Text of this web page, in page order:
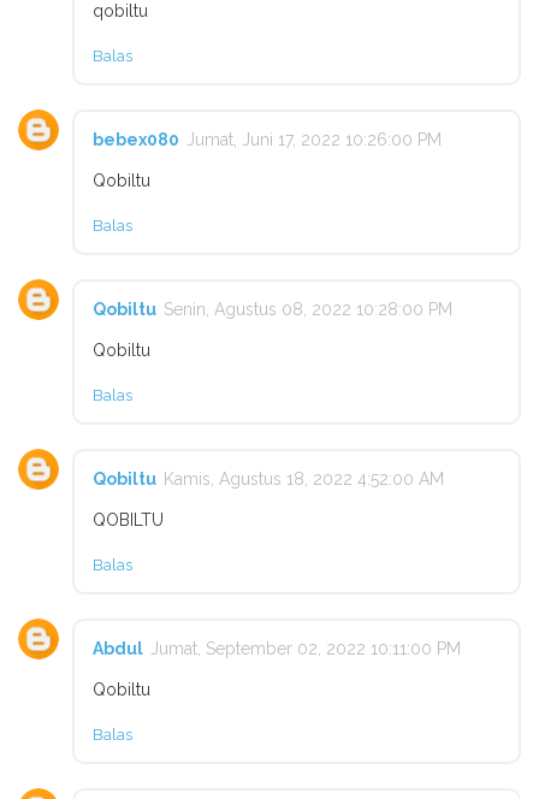
qobiltu
Balas
bebex080 Jumat, Juni 17, 2022 10:26:00 PM
Qobiltu
Balas
Qobiltu Senin, Agustus 08, 2022 10:28:00 PM
Qobiltu
Balas
Qobiltu Kamis, Agustus 18, 2022 4:52:00 AM
QOBILTU
Balas
Abdul Jumat, September 02, 2022 10:11:00 PM
Qobiltu
Balas